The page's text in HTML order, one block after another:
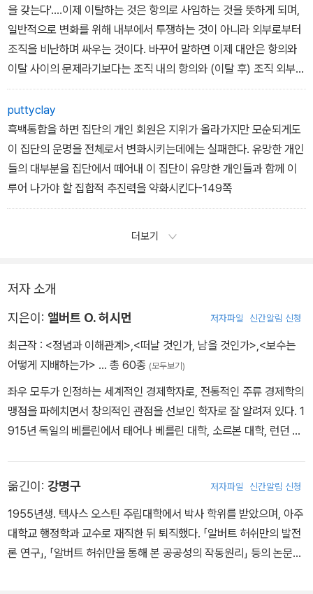
을 갖는다'....이제 이탈하는 것은 항의로 사임하는 것을 뜻하게 되며,
일반적으로 변화를 위해 내부에서 투쟁하는 것이 아니라 외부로부터
조직을 비난하며 싸우는 것이다. 바꾸어 말하면 이제 대안은 항의와
이탈 사이의 문제라기보다는 조직 내의 항의와 (이탈 후) 조직 외부로
부터의 항의 사이의 문제이다. 그러므로 이탈의 결정은 다음과 같이
완전히 새로운 질문에 달려있게 된다. 즉, 내부에 남아 정책을 변화시
키려고 하기보다는 외부에서 잘못된 정책에 대항하여 싸우는 일에서
이 두 곳 중 어느 지점이 (마음의 평화를 얻는 것은 논외로 하고) 더욱
효과적인가?-143쪽
puttyclay
흑백통합을 하면 집단의 개인 회원은 지위가 올라가지만 모순되게도
이 집단의 운명을 전체로서 변화시키는데에는 실패한다. 유망한 개인
들의 대부분을 집단에서 떼어내 이 집단이 유망한 개인들과 함께 이
루어 나가야 할 집합적 추진력을 약화시킨다-149쪽
더보기
저자 소개
지은이: 앨버트 O. 허시먼 저자파일 신간알림 신청
최근작 : <정념과 이해관계> <떠날 것인가, 남을 것인가> <보수는
어떻게 지배하는가> … 총 60종 (모두보기)
좌우 모두가 인정하는 세계적인 경제학자로, 전통적인 주류 경제학의
맹점을 파헤치면서 창의적인 관점을 선보인 학자로 잘 알려져 있다. 1
915년 독일의 베를린에서 태어나 베를린 대학, 소르본 대학, 런던 정
비롯한 유럽의 지성들을 탈출시키는 일을 했으며, 1941년 미국으로
이주한 뒤 제2차 세계대전에 참전하기도 했다. 이후 미국 연방준비제
도이사회에서 일하면서 마셜 플랜에 참여했고, 1952년부터 5년간
남미 콜롬비아 정부의 경제고문을 지냈다. 이때 허시먼은 발전 경제
옮긴이: 강명구 저자파일 신간알림 신청
1955년생. 텍사스 오스틴 주립대학에서 박사 학위를 받았으며, 아주
대학교 행정학과 교수로 재직한 뒤 퇴직했다. 「알버트 허쉬만의 발전
론 연구」, 「알버트 허쉬만을 통해 본 공공성의 작동원리」 등의 논문을